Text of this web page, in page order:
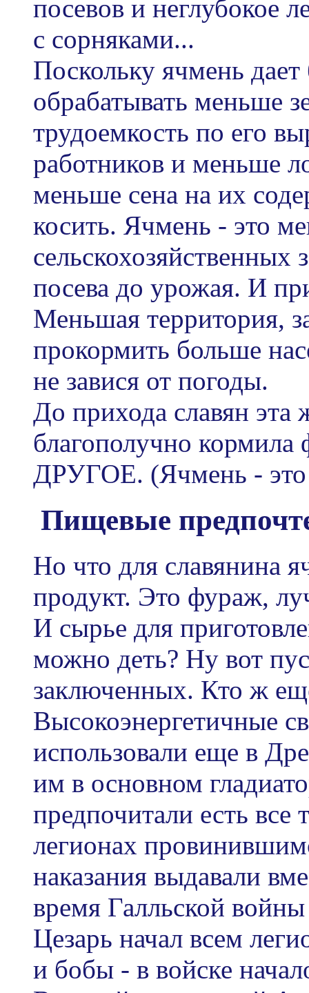
посевов и неглубокое
с сорняками...
Поскольку ячмень
обрабатывать меньше
трудоемкость по его
работников и меньше
меньше сена на их
косить. Ячмень - это
посева до урожая. И
Меньшая территория,
прокормить больше
не завися от погоды.
До прихода славян эта
благополучно
ДРУГОЕ. (Ячмень - это
Пищевые
Но что для славянина
продукт. Это фураж,
И сырье для
можно деть? Ну вот
заключенных. Кто ж
Высокоэнергетичные
использовали еще в
им в основном
предпочитали есть
легионах
наказания выдавали
время Галльской
Цезарь начал всем
и бобы - в войске